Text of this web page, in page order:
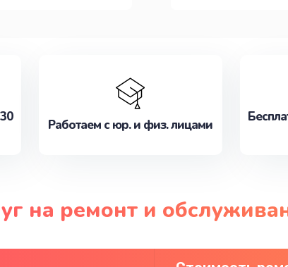
Работаем с юр. и физ. лицами
на ремонт и